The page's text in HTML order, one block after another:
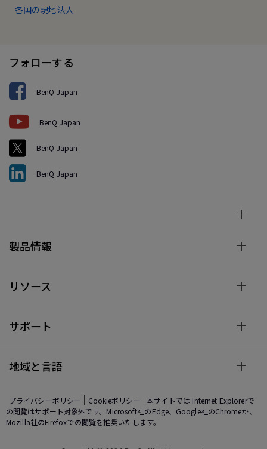
各国の現地法人
フォローする
BenQ Japan
BenQ Japan
BenQ Japan
BenQ Japan
製品情報
リソース
サポート
地域と言語
プライバシーポリシー Cookieポリシー
本サイトでは Internet Explorerで
の閲覧はサポート対象外です。Microsoft社のEdge、Google社のChromeか、
Mozilla社のFirefoxでの閲覧を推奨いたします。